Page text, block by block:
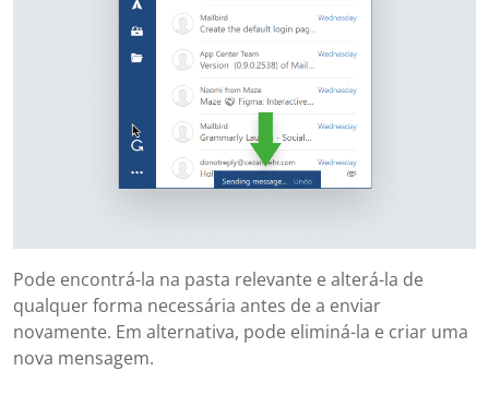
Pode encontrá-la na pasta relevante e alterá-la de
qualquer forma necessária antes de a enviar
novamente. Em alternativa, pode eliminá-la e criar uma
nova mensagem.